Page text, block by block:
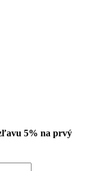
5% na prvý